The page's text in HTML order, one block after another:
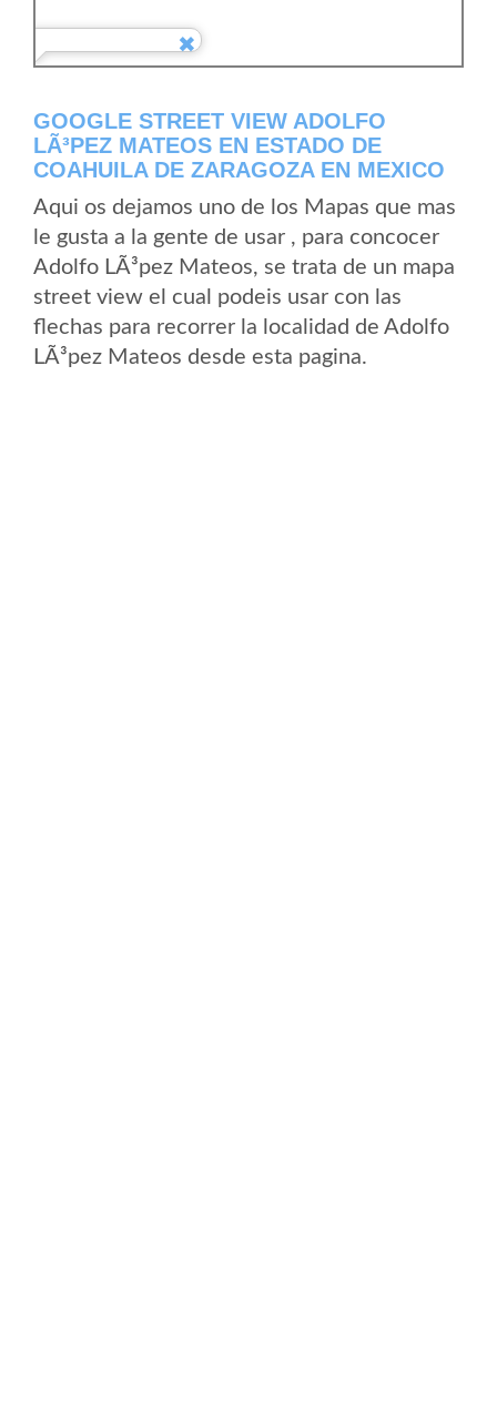
GOOGLE STREET VIEW ADOLFO
LÃ³PEZ MATEOS EN ESTADO DE
COAHUILA DE ZARAGOZA EN MEXICO
Aqui os dejamos uno de los Mapas que mas
le gusta a la gente de usar , para concocer
Adolfo LÃ³pez Mateos, se trata de un mapa
street view el cual podeis usar con las
flechas para recorrer la localidad de Adolfo
LÃ³pez Mateos desde esta pagina.